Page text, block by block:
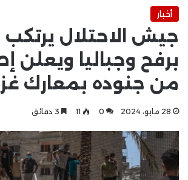
أخبار
جيش الاحتلال يرتكب
من جنوده بمعارك
28 مايو، 2024 0
11